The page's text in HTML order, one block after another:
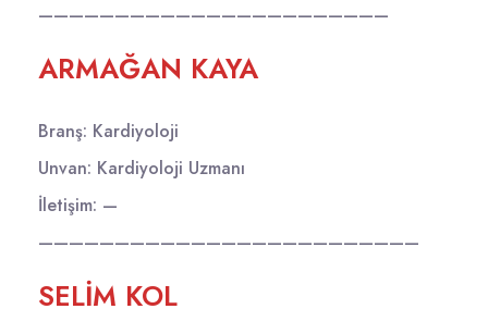
———————————————————————
ARMAĞAN KAYA
Branş: Kardiyoloji
Unvan: Kardiyoloji Uzmanı
İletişim: —
—————————————————————————
SELİM KOL